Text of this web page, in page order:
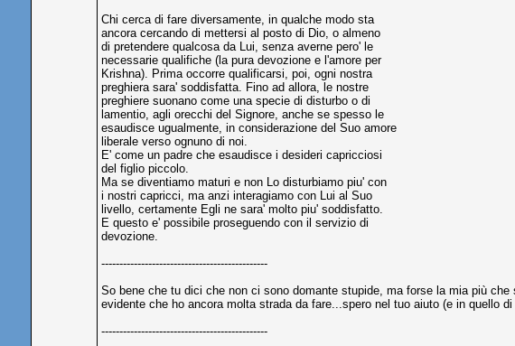
Chi cerca di fare diversamente, in qualche modo sta
ancora cercando di mettersi al posto di Dio, o almeno
di pretendere qualcosa da Lui, senza averne pero' le
necessarie qualifiche (la pura devozione e l'amore per
Krishna). Prima occorre qualificarsi, poi, ogni nostra
preghiera sara' soddisfatta. Fino ad allora, le nostre
preghiere suonano come una specie di disturbo o di
lamentio, agli orecchi del Signore, anche se spesso le
esaudisce ugualmente, in considerazione del Suo amore
liberale verso ognuno di noi.
E' come un padre che esaudisce i desideri capricciosi
del figlio piccolo.
Ma se diventiamo maturi e non Lo disturbiamo piu' con
i nostri capricci, ma anzi interagiamo con Lui al Suo
livello, certamente Egli ne sara' molto piu' soddisfatto.
E questo e' possibile proseguendo con il servizio di
devozione.
----------------------------------------------
So bene che tu dici che non ci sono domante stupide, ma forse la mia più
evidente che ho ancora molta strada da fare...spero nel tuo aiuto (e in quello
----------------------------------------------